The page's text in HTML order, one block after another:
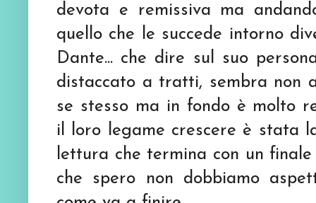
devota e remissiva ma
quello che le succede intorno
Dante... che dire sul suo
distaccato a tratti, sembra non
se stesso ma in fondo è molto
il loro legame crescere è stata
lettura che termina con un
che spero non dobbiamo